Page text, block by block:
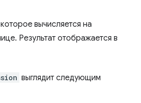
вычисляется на
Результат отображается в
выглядит следующим